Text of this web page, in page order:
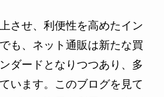
させ、利便性を高めたイン
も、ネット通販は新たな買
ダードとなりつつあり、多
います。このブログを見て